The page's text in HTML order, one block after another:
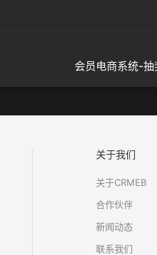
会员电商系统-
关于我们
关于CRMEB
合作伙伴
新闻动态
联系我们